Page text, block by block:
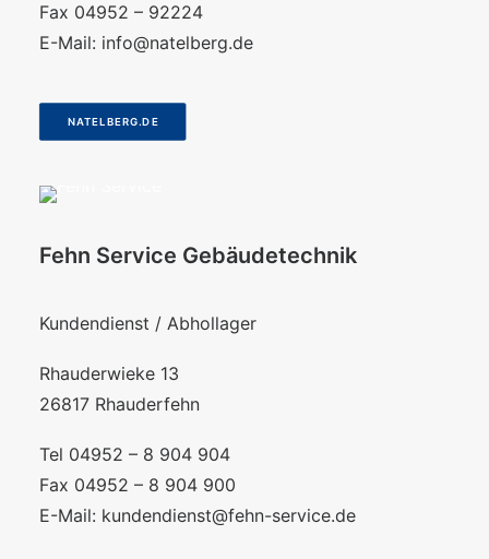
Fax 04952 – 92224
E-Mail: info@natelberg.de
NATELBERG.DE
Fehn Service Gebäudetechnik
Kundendienst / Abhollager
Rhauderwieke 13
26817 Rhauderfehn
Tel 04952 – 8 904 904
Fax 04952 – 8 904 900
E-Mail: kundendienst@fehn-service.de